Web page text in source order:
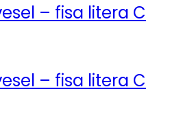
– fisa litera C
– fisa litera C